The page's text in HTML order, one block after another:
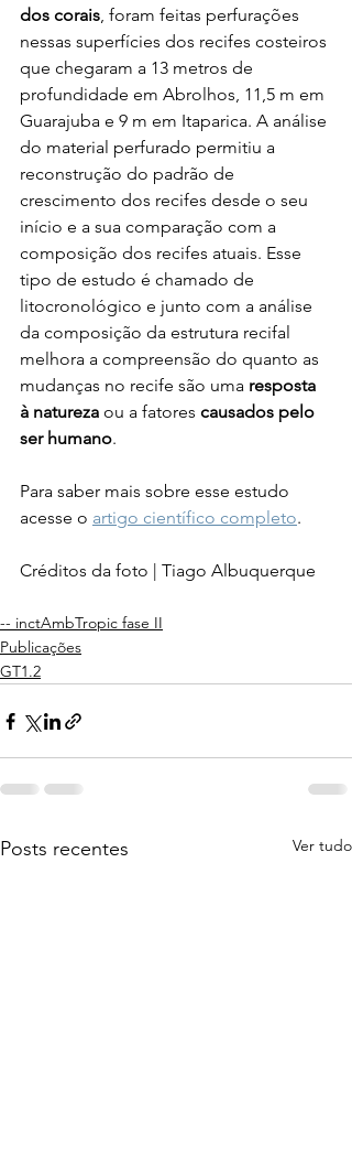
dos corais, foram feitas perfurações
nessas superfícies dos recifes costeiros
que chegaram a 13 metros de
profundidade em Abrolhos, 11,5 m em
Guarajuba e 9 m em Itaparica. A análise
do material perfurado permitiu a
reconstrução do padrão de
crescimento dos recifes desde o seu
início e a sua comparação com a
composição dos recifes atuais. Esse
tipo de estudo é chamado de
litocronológico e junto com a análise
da composição da estrutura recifal
melhora a compreensão do quanto as
mudanças no recife são uma resposta
à natureza ou a fatores causados pelo
ser humano.
Para saber mais sobre esse estudo
acesse o artigo científico completo.
Créditos da foto | Tiago Albuquerque
-- inctAmbTropic fase II
Publicações
GT1.2
Posts recentes Ver tudo